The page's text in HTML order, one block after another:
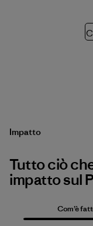
Impatto
Tutto ciò
impatto sul
Com’è